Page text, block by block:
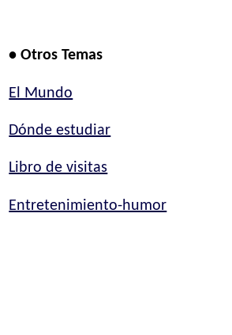
• Otros Temas
El Mundo
Dónde estudiar
Libro de visitas
Entretenimiento-humor